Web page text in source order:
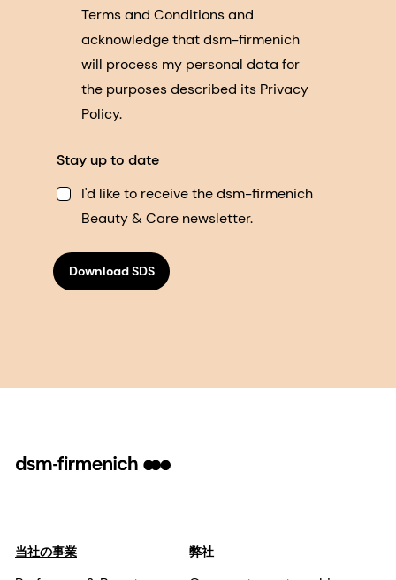
Terms and Conditions and
acknowledge that dsm-firmenich
will process my personal data for
the purposes described its Privacy
Policy.
Stay up to date
I'd like to receive the dsm-firmenich
Beauty & Care newsletter.
Download SDS
当社の事業 弊社